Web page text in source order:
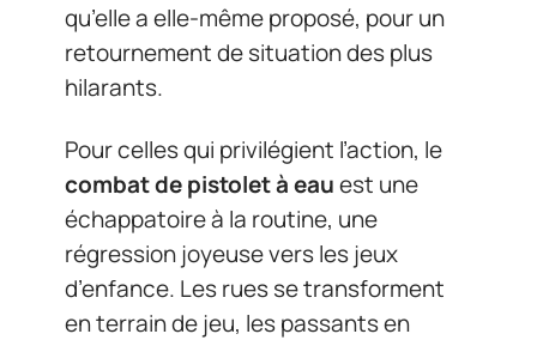
qu’elle a elle-même proposé, pour un
retournement de situation des plus
hilarants.
Pour celles qui privilégient l’action, le
combat de pistolet à eauest une
échappatoire à la routine, une
régression joyeuse vers les jeux
d’enfance. Les rues se transforment
en terrain de jeu, les passants en